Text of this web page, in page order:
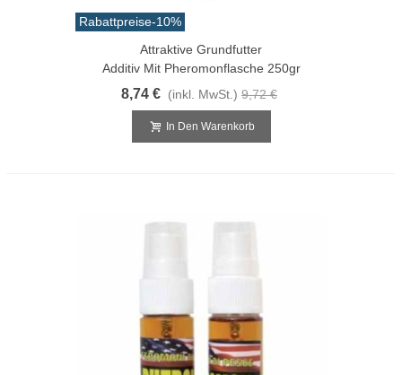
Rabattpreise-10%
Attraktive Grundfutter
Additiv Mit Pheromonflasche 250gr
8,74 € (inkl. MwSt.) 9,72 €
In Den Warenkorb